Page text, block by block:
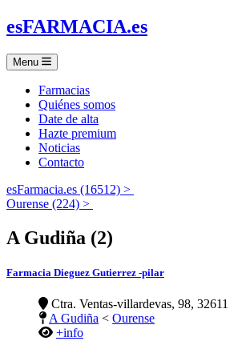
esFARMACIA.es
Menu
Farmacias
Quiénes somos
Date de alta
Hazte premium
Noticias
Contacto
esFarmacia.es (16512) >
Ourense (224) >
A Gudiña (2)
Farmacia Dieguez Gutierrez -pilar
Ctra. Ventas-villardevas, 98, 32611
A Gudiña < Ourense
+info